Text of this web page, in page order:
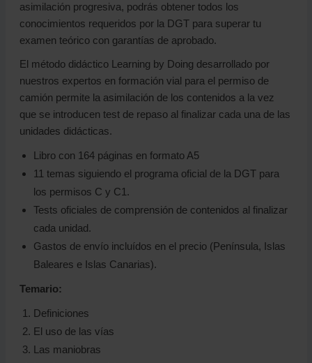
asimilación progresiva, podrás obtener todos los
conocimientos requeridos por la DGT para superar tu
examen teórico con garantías de aprobado.
El método didáctico Learning by Doing desarrollado por
nuestros expertos en formación vial para el permiso de
camión permite la asimilación de los contenidos a la vez
que se introducen test de repaso al finalizar cada una de las
unidades didácticas.
Libro con 164 páginas en formato A5
11 temas siguiendo el programa oficial de la DGT para
los permisos C y C1.
Tests oficiales de comprensión de contenidos al finalizar
cada unidad.
Gastos de envío incluídos en el precio (Península, Islas
Baleares e Islas Canarias).
Temario:
Definiciones
El uso de las vías
Las maniobras